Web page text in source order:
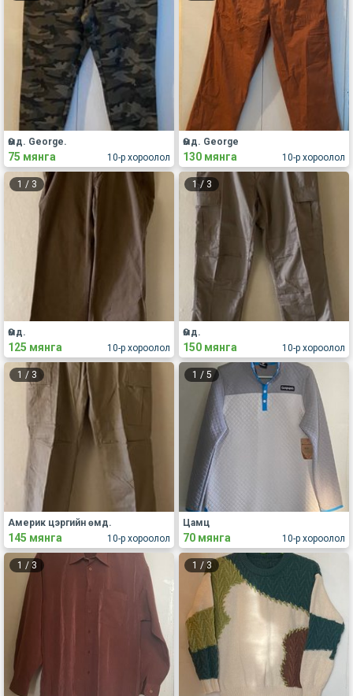
10-р хороолол
Өмд. George.
75 мянга 10-р хороолол
Өмд. George
130 мянга
1 / 3
10-р хороолол
Өмд.
125 мянга
1/ 3
10-р хороолол
Өмд.
150 мянга
1 / 3
10-р хороолол
Америк цэргийн өмд.
145 мянга
1 / 5
10-р хороолол
Цамц
70 мянга
1 / 3 1 / 3